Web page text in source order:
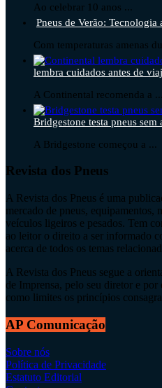
Ao celebrar 10 anos ...
Pneus de Verão:
Com temperaturas amenas
lembra cuidados antes de
A Continental recomenda a ...
Bridgestone testa pneus sem
A Bridgestone começou a ...
Revista dos Pneus
A Revista dos Pneus é uma
mercado de pneus, equipamentos,
veículos ligeiros e pesados. Tem
ao leitor o direito a ser informado
acerca de todos os temas
A Revista dos Pneus segue a
de Imprensa, pelo seu diretor e
como limites os princípios
AP Comunicação
Sobre nós
Política de Privacidade
Estatuto Editorial